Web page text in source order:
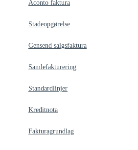
Aconto faktura
Stadeopgørelse
Gensend salgsfaktura
Samlefakturering
Standardlinjer
Kreditnota
Fakturagrundlag